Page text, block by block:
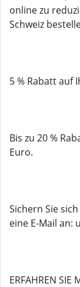
online zu
Schweiz
5 % Rabatt auf
Bis zu 20 %
Euro.
Sichern Sie
eine E-Mail an:
ERFAHREN SIE